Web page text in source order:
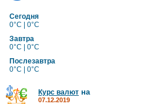
Сегодня
0°C | 0°C
Завтра
0°C | 0°C
Послезавтра
0°C | 0°C
Курс валют на
07.12.2019